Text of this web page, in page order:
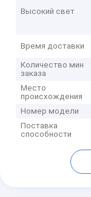
Высокий свет
Время доставки
Количество мин
заказа
Место
происхождения
Номер модели
Поставка
способности